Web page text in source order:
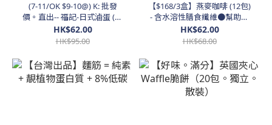
(7-11/OK $9-10@) K: 批發
價。直出-- 福記-日式滷蛋 (10
隻獨立單隻裝)
HK$62.00
HK$95.00
【$168/3盒】燕麥咖啡 (12包)
- 含水溶性膳食纖維●幫助排
泄膽酸、降低壞膽固醇 及 調
節血糖水平
HK$62.00
HK$68.00